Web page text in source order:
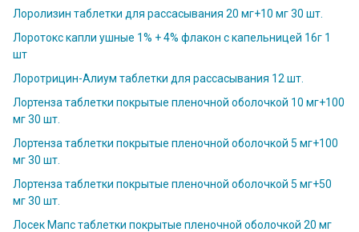
Лоролизин таблетки для рассасывания 20 мг+10 мг 30 шт.
Лоротокс капли ушные 1% + 4% флакон с капельницей 16г 1
шт
Лоротрицин-Алиум таблетки для рассасывания 12 шт.
Лортенза таблетки покрытые пленочной оболочкой 10 мг+100
мг 30 шт.
Лортенза таблетки покрытые пленочной оболочкой 5 мг+100
мг 30 шт.
Лортенза таблетки покрытые пленочной оболочкой 5 мг+50
мг 30 шт.
Лосек Мапс таблетки покрытые пленочной оболочкой 20 мг